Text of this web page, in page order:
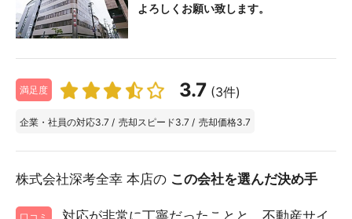
よろしくお願い致します。
満足度 3.7 (3件)
企業・社員の対応3.7 / 売却スピード3.7 / 売却価格3.7
株式会社深考全幸 本店の この会社を選んだ決め手